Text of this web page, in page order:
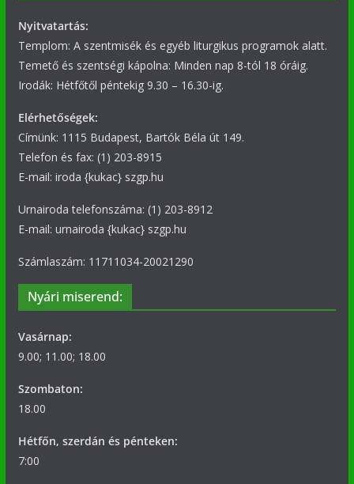
Nyitvatartás:
Templom: A szentmisék és egyéb liturgikus programok alatt.
Temető és szentségi kápolna: Minden nap 8-tól 18 óráig.
Irodák: Hétfőtől péntekig 9.30 – 16.30-ig.
Elérhetőségek:
Címünk: 1115 Budapest, Bartók Béla út 149.
Telefon és fax: (1) 203-8915
E-mail: iroda {kukac} szgp.hu
Urnairoda telefonszáma: (1) 203-8912
E-mail: urnairoda {kukac} szgp.hu
Számlaszám: 11711034-20021290
Nyári miserend:
Vasárnap:
9.00; 11.00; 18.00
Szombaton:
18.00
Hétfőn, szerdán és pénteken:
7:00